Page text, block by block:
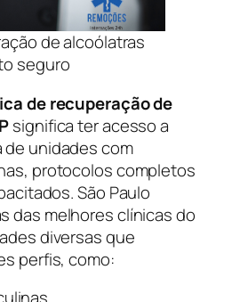
de alcoólatras
seguro
de recuperação de
significa ter acesso a
unidades com
protocolos completos
São Paulo
das melhores clínicas do
diversas que
perfis, como: